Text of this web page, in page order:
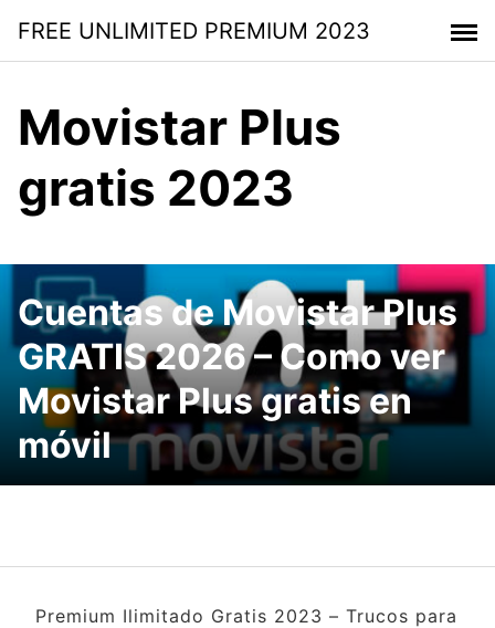
contenido
FREE UNLIMITED PREMIUM 2023
Movistar Plus
gratis 2023
Cuentas de Movistar Plus
GRATIS 2026 – Como ver
Movistar Plus gratis en
móvil
Premium Ilimitado Gratis 2023 – Trucos para